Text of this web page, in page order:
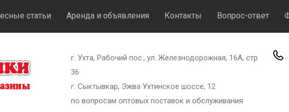
статьи Аренда и объявления Контакты Вопрос-ответ
г. Ухта, Рабочий пос., ул. Железнодорожная, 16А, стр
36
г. Сыктывкар, Эжва Ухтинское шоссе, 12
по вопросам оптовых поставок и обслуживания